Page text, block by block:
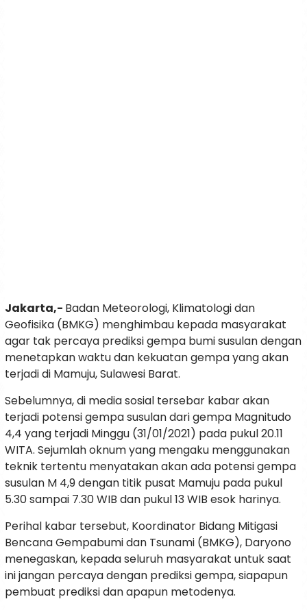
Jakarta,- Badan Meteorologi, Klimatologi dan
Geofisika (BMKG) menghimbau kepada masyarakat
agar tak percaya prediksi gempa bumi susulan dengan
menetapkan waktu dan kekuatan gempa yang akan
terjadi di Mamuju, Sulawesi Barat.
Sebelumnya, di media sosial tersebar kabar akan
terjadi potensi gempa susulan dari gempa Magnitudo
4,4 yang terjadi Minggu (31/01/2021) pada pukul 20.11
WITA. Sejumlah oknum yang mengaku menggunakan
teknik tertentu menyatakan akan ada potensi gempa
susulan M 4,9 dengan titik pusat Mamuju pada pukul
5.30 sampai 7.30 WIB dan pukul 13 WIB esok harinya.
Perihal kabar tersebut, Koordinator Bidang Mitigasi
Bencana Gempabumi dan Tsunami (BMKG), Daryono
menegaskan, kepada seluruh masyarakat untuk saat
ini jangan percaya dengan prediksi gempa, siapapun
pembuat prediksi dan apapun metodenya.